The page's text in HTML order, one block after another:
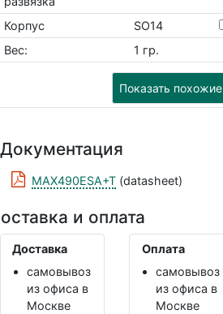
Корпус
SO14
Вес:
1 гр.
Показать похожие
Документация
MAX490ESA+T (datasheet)
и оплата
Доставка
самовывоз
из офиса в
Москве
Оплата
самовывоз
из офиса в
Москве